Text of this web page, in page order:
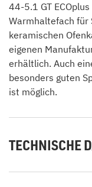
44-5.1 GT
Warmhaltefach für
keramischen
eigenen
erhältlich. Auch
besonders guten
ist möglich.
TECHNISCHE